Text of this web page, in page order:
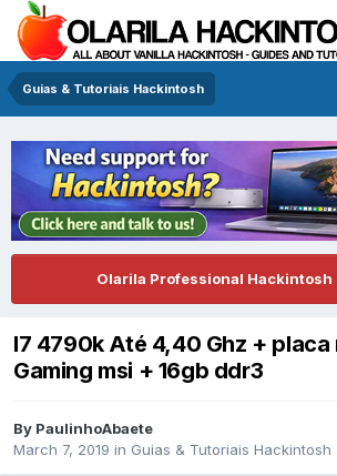
Guias & Tutoriais Hackintosh
Olarila Professional Hackintosh
I7 4790k Até 4,40 Ghz + placa
Gaming msi + 16gb ddr3
By PaulinhoAbaete
March 7, 2019 in Guias & Tutoriais Hackintosh